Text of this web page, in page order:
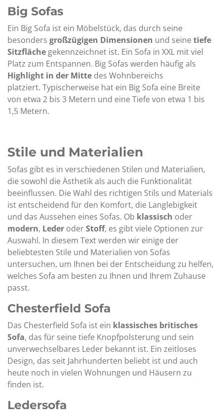
Big Sofas
Ein Big Sofa ist ein Möbelstück, das durch seine
besonders großzügigen Dimensionen und seine tiefe
Sitzflächegekennzeichnet ist. Ein Sofa in XXL mit viel
Platz zum Entspannen. Big Sofas werden häufig als
Highlight in der Mitte des Wohnbereichs
platziert. Typischerweise hat ein Big Sofa eine Breite
von etwa 2 bis 3 Metern und eine Tiefe von etwa 1 bis
1,5 Metern.
Stile und Materialien
Sofas gibt es in verschiedenen Stilen und Materialien,
die sowohl die Ästhetik als auch die Funktionalität
beeinflussen. Die Wahl des richtigen Stils und Materials
ist entscheidend für den Komfort, die Langlebigkeit
und das Aussehen eines Sofas. Ob klassisch oder
modern, Leder oderStoff, es gibt viele Optionen zur
Auswahl. In diesem Text werden wir einige der
beliebtesten Stile und Materialien von Sofas
untersuchen, um Ihnen bei der Entscheidung zu helfen,
welches Sofa am besten zu Ihnen und Ihrem Zuhause
passt.
Chesterfield Sofa
Das Chesterfield Sofa ist ein klassisches britisches
Sofa, das für seine tiefe Knopfpolsterung und sein
unverwechselbares Leder bekannt ist. Ein zeitloses
Design, das seit Jahrhunderten beliebt ist und auch
heute noch in vielen Wohnungen und Häusern zu
finden ist.
Ledersofa